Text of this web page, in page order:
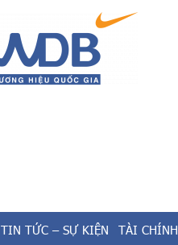
TIN TỨC – SỰ KIỆN TÀI CHÍNH